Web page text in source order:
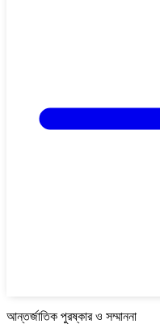
আন্তর্জাতিক পুরষ্কার ও সম্মাননা